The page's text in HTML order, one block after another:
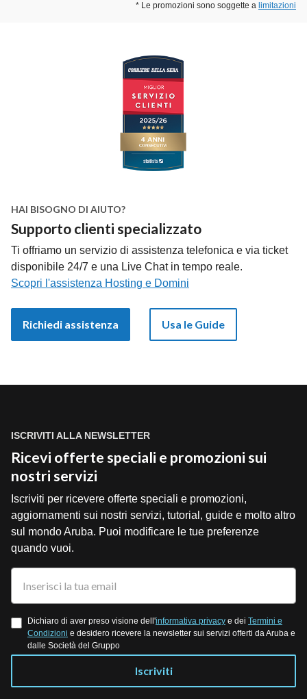
* Le promozioni sono soggette a limitazioni
HAI BISOGNO DI AIUTO?
Supporto clienti specializzato
Ti offriamo un servizio di assistenza telefonica e via ticket
disponibile 24/7 e una Live Chat in tempo reale.
Scopri l'assistenza Hosting e Domini
Richiedi assistenza Usa le Guide
ISCRIVITI ALLA NEWSLETTER
Ricevi offerte speciali e promozioni sui
nostri servizi
Iscriviti per ricevere offerte speciali e promozioni,
aggiornamenti sui nostri servizi, tutorial, guide e molto altro
sul mondo Aruba. Puoi modificare le tue preferenze
quando vuoi.
Dichiaro di aver preso visione dell'informativa privacy e dei Termini e
Condizioni e desidero ricevere la newsletter sui servizi offerti da Aruba e
dalle Società del Gruppo
Iscriviti